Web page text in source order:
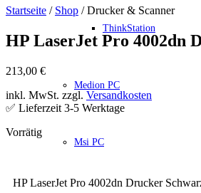
ThinkStation
Medion PC
Msi PC
Startseite / Shop / Drucker & Scanner
HP LaserJet Pro 4002dn
213,00 €
inkl. MwSt. zzgl. Versandkosten
✅ Lieferzeit 3-5 Werktage
HP LaserJet Pro 4002dn Drucker